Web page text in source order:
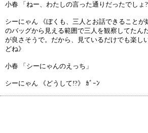
小春 「ねー、わたしの言った通りだったでしょ?
シーにゃん 《ぼくも、三人とお話できることが
のバッグから見える範囲で三人を観察してたん
が良さそうで。だから、見ているだけでも楽し
どね》
小春 「シーにゃんのえっち」
シーにゃん 《どうして!?》 ｶﾞｰﾝ